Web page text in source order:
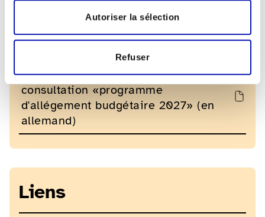
Autoriser la sélection
Refuser
Téléchargements
Réponse de la fsa à la procédure de
consultation «programme
d'allégement budgétaire 2027» (en
allemand)
Liens